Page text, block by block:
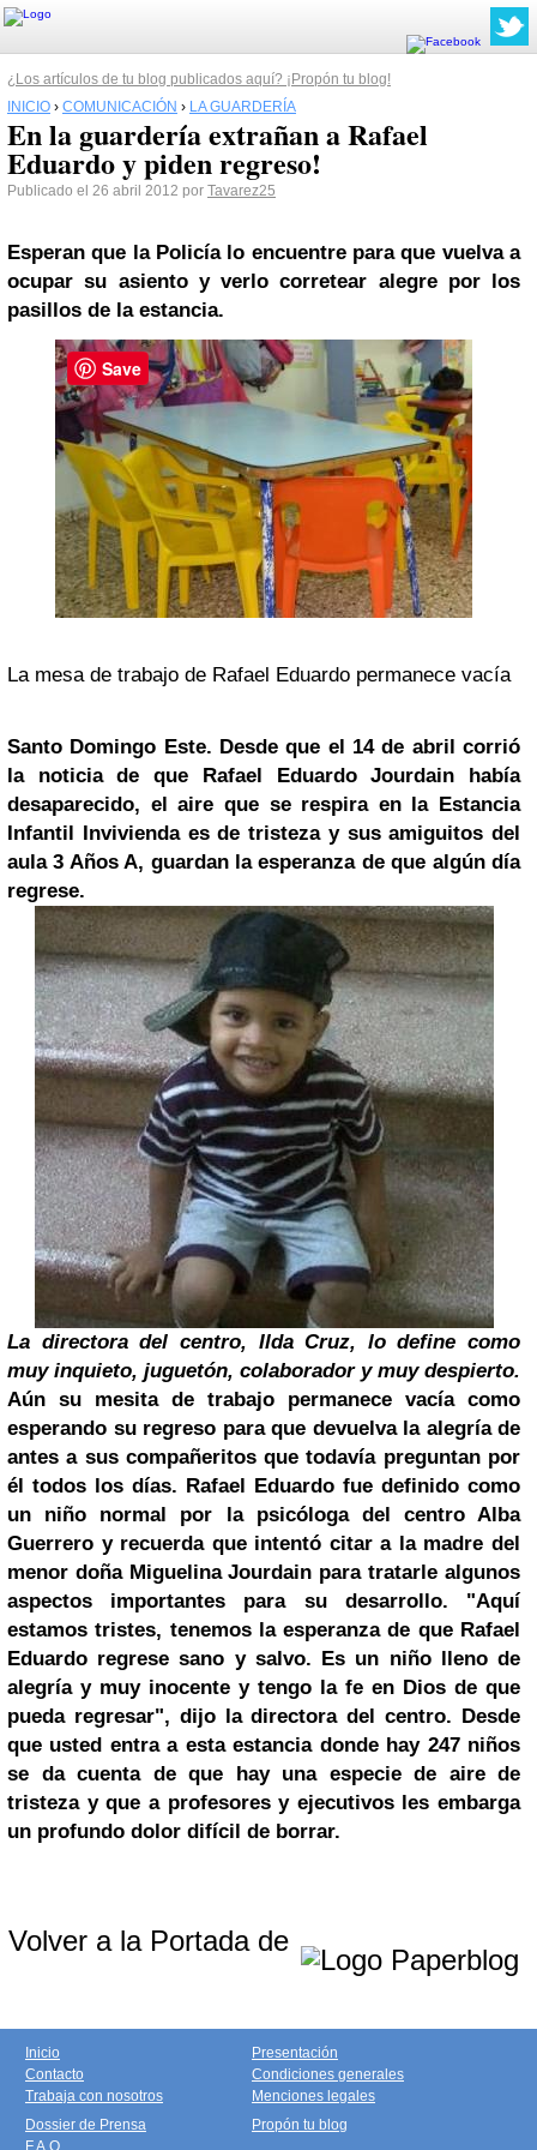
¿Los artículos de tu blog publicados aquí? ¡Propón tu blog!
INICIO › COMUNICACIÓN › LA GUARDERÍA
En la guardería extrañan a Rafael
Eduardo y piden regreso!
Publicado el 26 abril 2012 por Tavarez25
Esperan que la Policía lo encuentre para que vuelva a
ocupar su asiento y verlo corretear alegre por los
pasillos de la estancia.
La mesa de trabajo de Rafael Eduardo permanece vacía
Santo Domingo Este. Desde que el 14 de abril corrió
la noticia de que Rafael Eduardo Jourdain había
desaparecido, el aire que se respira en la Estancia
Infantil Invivienda es de tristeza y sus amiguitos del
aula 3 Años A, guardan la esperanza de que algún día
regrese.
La directora del centro, Ilda Cruz, lo define como
muy inquieto, juguetón, colaborador y muy despierto.
Aún su mesita de trabajo permanece vacía como
esperando su regreso para que devuelva la alegría de
antes a sus compañeritos que todavía preguntan por
él todos los días. Rafael Eduardo fue definido como
un niño normal por la psicóloga del centro Alba
Guerrero y recuerda que intentó citar a la madre del
menor doña Miguelina Jourdain para tratarle algunos
aspectos importantes para su desarrollo.
"Aquí
estamos tristes, tenemos la esperanza de que Rafael
Eduardo regrese sano y salvo. Es un niño lleno de
alegría y muy inocente y tengo la fe en Dios de que
pueda regresar", dijo la directora del centro. Desde
que usted entra a esta estancia donde hay 247 niños
se da cuenta de que hay una especie de aire de
tristeza y que a profesores y ejecutivos les embarga
un profundo dolor difícil de borrar.
Volver a la Portada de
Inicio
Contacto
Trabaja con nosotros
Presentación
Condiciones generales
Menciones legales
Dossier de Prensa
F.A.Q.
Propón tu blog
Save